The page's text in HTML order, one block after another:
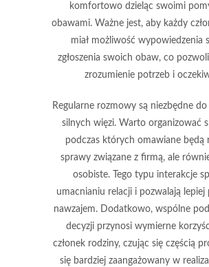
komfortowo dzieląc swoimi
obawami. Ważne jest, aby każdy
miał możliwość wypowiedzenia
zgłoszenia swoich obaw, co
zrozumienie potrzeb i
Regularne rozmowy są niezbędne
silnych więzi. Warto organizować
podczas których omawiane będą
sprawy związane z firmą, ale
osobiste. Tego typu interakcje
umacnianiu relacji i pozwalają lepiej
nawzajem. Dodatkowo, wspólne
decyzji przynosi wymierne
członek rodziny, czując się częścią
się bardziej zaangażowany w